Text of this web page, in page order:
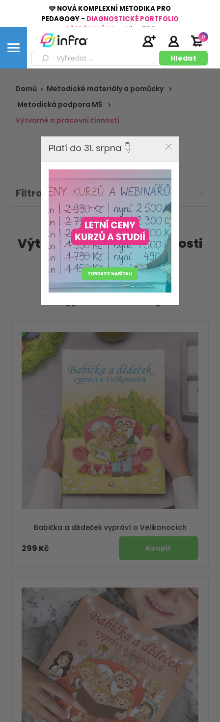
🩷 NOVÁ KOMPLEXNÍ METODIKA PRO
PEDAGOGY - DIAGNOSTICKÉ PORTFOLIO
PŘEDŠKOLÁKA
Více ZDE
0
Domů
Metodické materiály a pomůcky
Metodická podpora MŠ
Výtvarné a pracovní činnosti
Filtrovat:
Výtvarné a pracovní činnosti
Nejprodávanější
Babička a dědeček vypráví o Velikonocích
299 Kč
Platí do 31. srpna 👇